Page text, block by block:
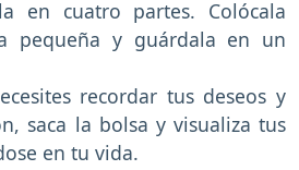
en cuatro partes. Colócala
pequeña y guárdala en un
recordar tus deseos y
saca la bolsa y visualiza tus
en tu vida.